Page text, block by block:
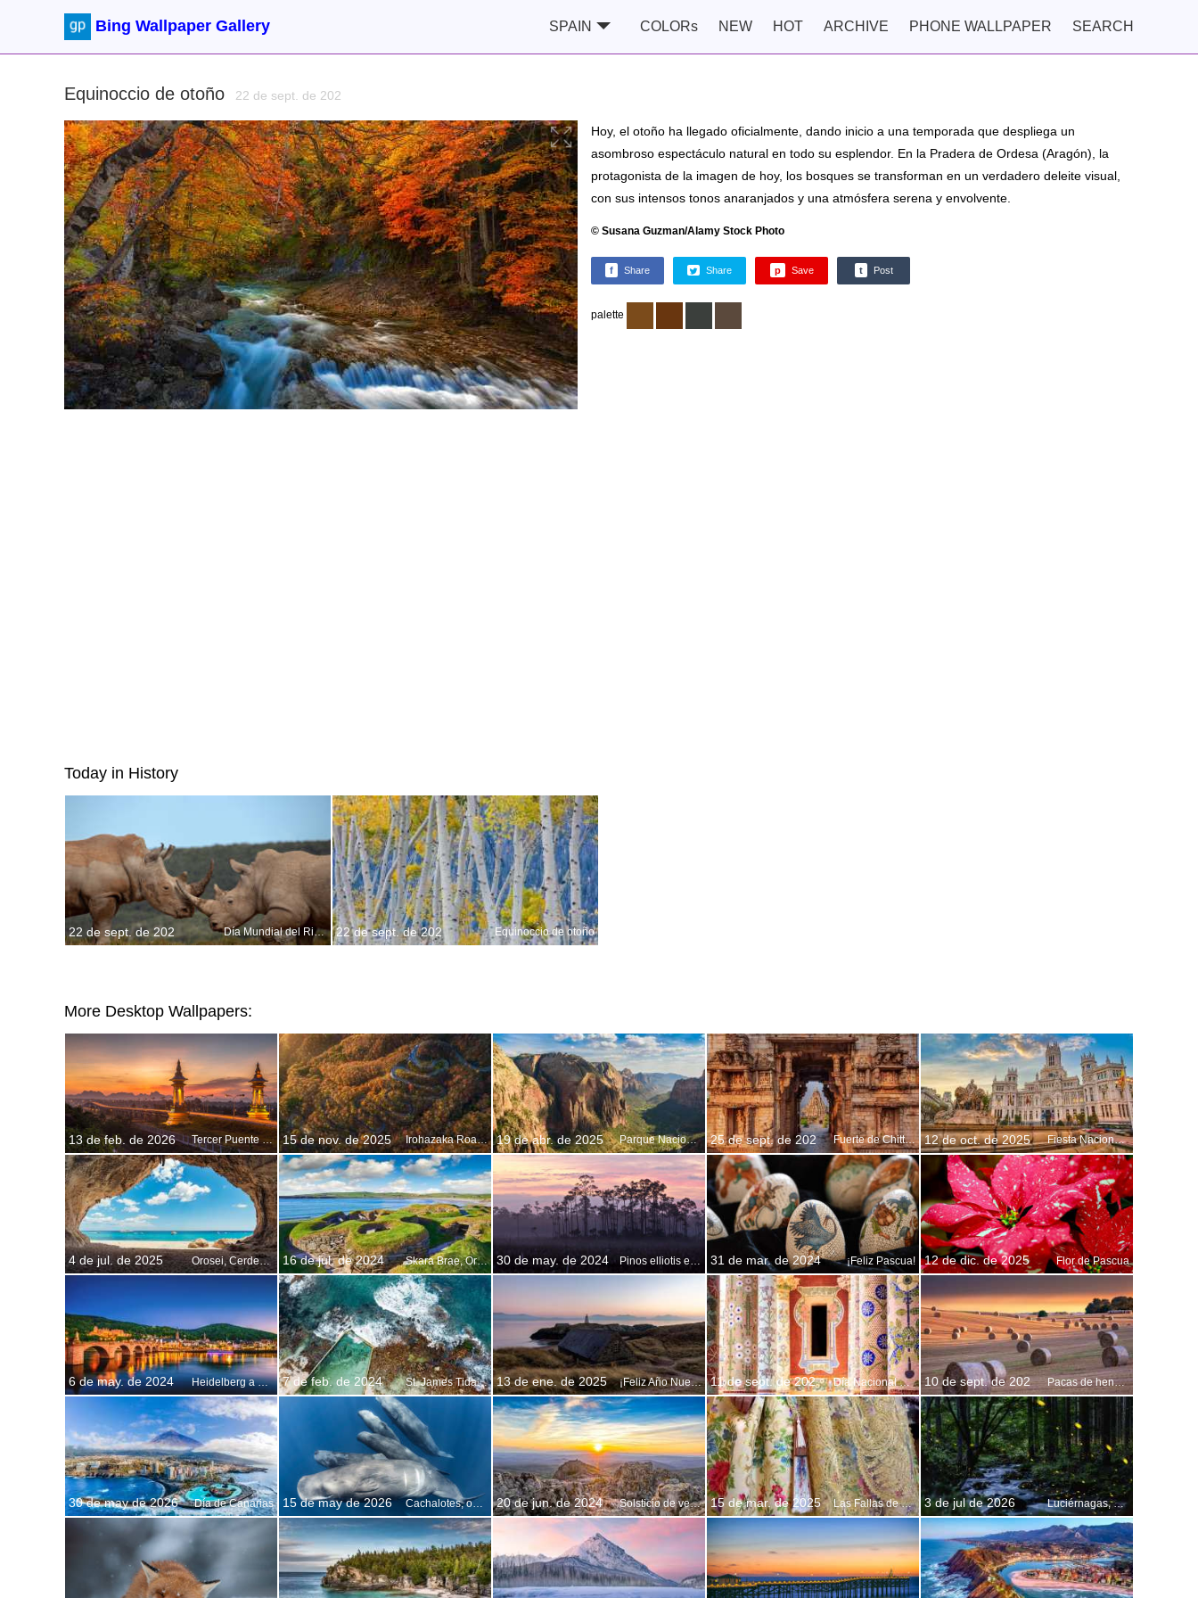
Bing Wallpaper Gallery SPAIN COLORs NEW HOT ARCHIVE PHONE WALLPAPER SEARCH
Equinoccio de otoño 22 de sept. de 202
Hoy, el otoño ha llegado oficialmente, dando inicio a una temporada que despliega un
asombroso espectáculo natural en todo su esplendor. En la Pradera de Ordesa (Aragón), la
protagonista de la imagen de hoy, los bosques se transforman en un verdadero deleite visual,
con sus intensos tonos anaranjados y una atmósfera serena y envolvente.
© Susana Guzman/Alamy Stock Photo
f Share Share p Save t Post
palette
Today in History
22 de sept. de 202 Día Mundial del Rinoceronte 22 de sept. de 202 Equinoccio de otoño
More Desktop Wallpapers:
13 de feb. de 2026 Tercer Puente de la Amistad entre Tailandia y Laos 15 de nov. de 2025 Irohazaka Road en otoño, Nikko, Tochigi, Japón 19 de abr. de 2025 Parque Nacional de Zion, Utah, EE.UU. 25 de sept. de 202 Fuerte de Chittorgarh, Rajastán, India 12 de oct. de 2025 Fiesta Nacional de España
4 de jul. de 2025 Orosei, Cerdeña, Italia 16 de jul. de 2024 Skara Brae, Orcadas, Escocia 30 de may. de 2024 Pinos elliotis en el Parque Nacional de los Everglades, Florida, EE.UU. 31 de mar. de 2024 ¡Feliz Pascua! 12 de dic. de 2025 Flor de Pascua
6 de may. de 2024 Heidelberg a orillas del Neckar, Alemania 7 de feb. de 2024 St. James Tidal Pool, Ciudad del Cabo, Sudáfrica 13 de ene. de 2025 ¡Feliz Año Nuevo Galés! 11 de sept. de 202 Día Nacional de Cataluña 10 de sept. de 202 Pacas de heno, Yorkshire del Norte, Inglaterra
30 de may de 2026 Día de Canarias 15 de may de 2026 Cachalotes, océano Índico 20 de jun. de 2024 Solsticio de verano 15 de mar. de 2025 Las Fallas de Valencia, España 3 de jul de 2026 Luciérnagas, prefectura de Okayama, Japón